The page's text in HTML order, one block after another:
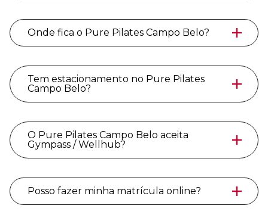
Onde fica o Pure Pilates Campo Belo?
Tem estacionamento no Pure Pilates
Campo Belo?
O Pure Pilates Campo Belo aceita
Gympass / Wellhub?
Posso fazer minha matrícula online?